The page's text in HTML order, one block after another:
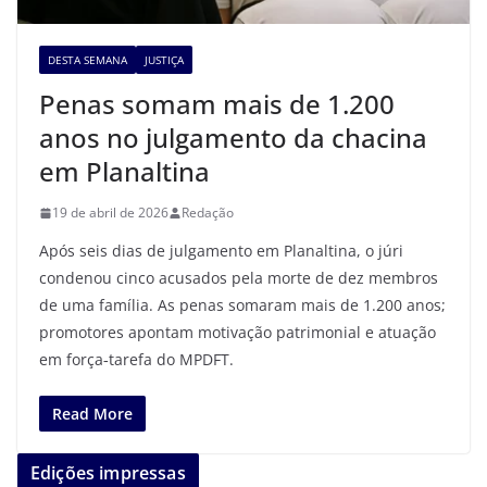
DESTA SEMANA JUSTIÇA
Penas somam mais de 1.200
anos no julgamento da chacina
em Planaltina
19 de abril de 2026 Redação
Após seis dias de julgamento em Planaltina, o júri
condenou cinco acusados pela morte de dez membros
de uma família. As penas somaram mais de 1.200 anos;
promotores apontam motivação patrimonial e atuação
em força‑tarefa do MPDFT.
Read More
Edições impressas